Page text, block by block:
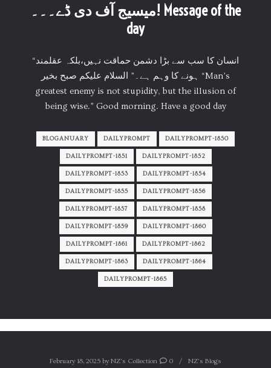
میسیج آف دی ڈے۔۔۔! Message of the
day
“انسان کا سب سے بڑا دشمن حماقت نہیں،بلکہ عقلمند
ہونے کا وہم ہے۔” السلام علیکم صبح بخیر “Man’s
greatest enemy is not stupidity, but the illusion of
being wise.” Good morning. Have a good day
BLOGANUARY DAILYPROMPT DAILYPROMPT-1850
DAILYPROMPT-1851 DAILYPROMPT-1852
DAILYPROMPT-1853 DAILYPROMPT-1854
DAILYPROMPT-1855 DAILYPROMPT-1856
DAILYPROMPT-1857 DAILYPROMPT-1858
DAILYPROMPT-1859 DAILYPROMPT-1860
DAILYPROMPT-1861 DAILYPROMPT-1862
DAILYPROMPT-1863 DAILYPROMPT-1864
DAILYPROMPT-1865
February 18, 2025byNZ's Collection 0 NZ's Blogs